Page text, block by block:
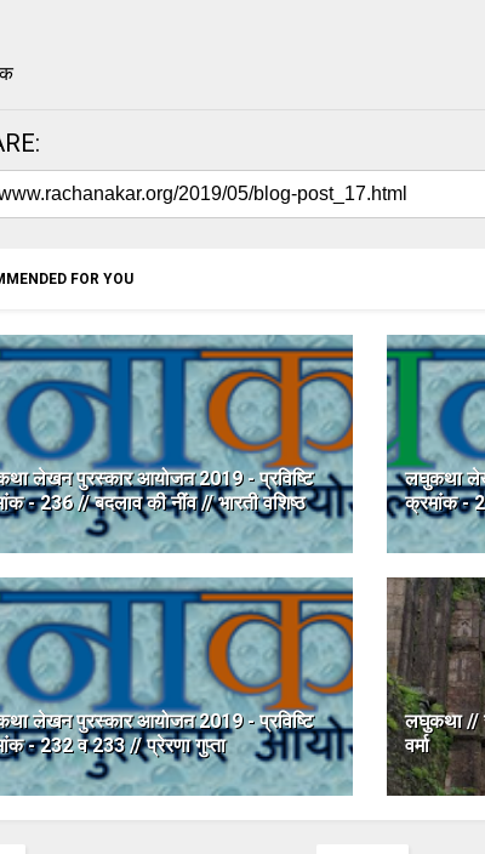
FOR YOU
लेखन पुरस्कार आयोजन 2019 - प्रविष्टि
- 236 // बदलाव की नींव // भारती वशिष्ठ
लघुकथा
क्रमांक -
लेखन पुरस्कार आयोजन 2019 - प्रविष्टि
- 232 व 233 // प्रेरणा गुप्ता
लघुकथा //
वर्मा